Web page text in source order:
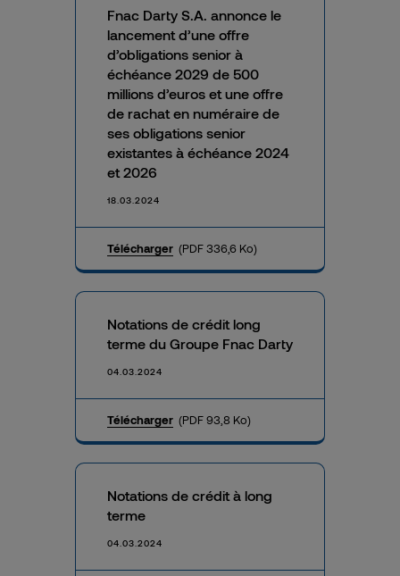
Fnac Darty S.A. annonce le
lancement d’une offre
d’obligations senior à
échéance 2029 de 500
millions d’euros et une offre
de rachat en numéraire de
ses obligations senior
existantes à échéance 2024
et 2026
18.03.2024
Télécharger (PDF 336,6 Ko)
Notations de crédit long
terme du Groupe Fnac Darty
04.03.2024
Télécharger (PDF 93,8 Ko)
Notations de crédit à long
terme
04.03.2024